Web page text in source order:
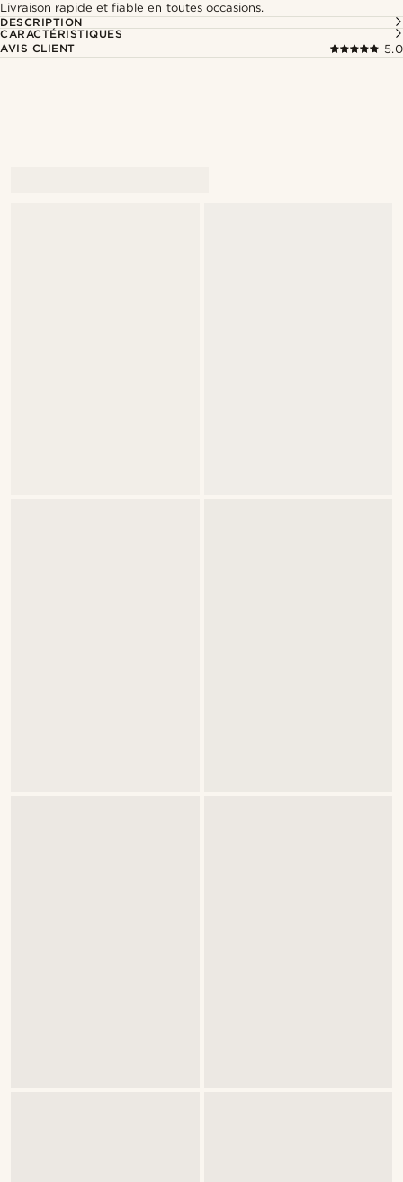
Livraison rapide et fiable en toutes occasions.
DESCRIPTION
CARACTÉRISTIQUES
AVIS CLIENT
5.0